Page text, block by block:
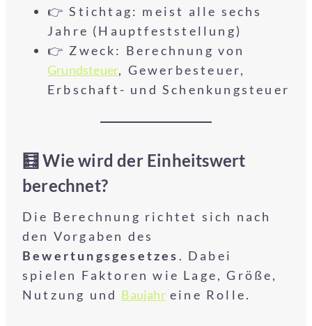
👉 Stichtag: meist alle sechs
Jahre (Hauptfeststellung)
👉 Zweck: Berechnung von
Grundsteuer, Gewerbesteuer,
Erbschaft- und Schenkungsteuer
🧮 Wie wird der Einheitswert
berechnet?
Die Berechnung richtet sich nach
den Vorgaben des
Bewertungsgesetzes . Dabei
spielen Faktoren wie Lage, Größe,
Nutzung und Baujahreine Rolle.